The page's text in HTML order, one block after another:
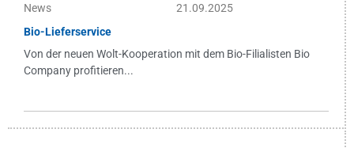
News
21.09.2025
Bio-Lieferservice
Von der neuen Wolt-Kooperation mit dem Bio-Filialisten Bio
Company profitieren...